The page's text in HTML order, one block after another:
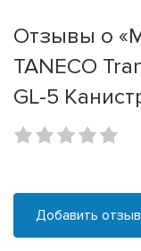
Отзывы о
TANECO
GL-5
Добавить отзыв